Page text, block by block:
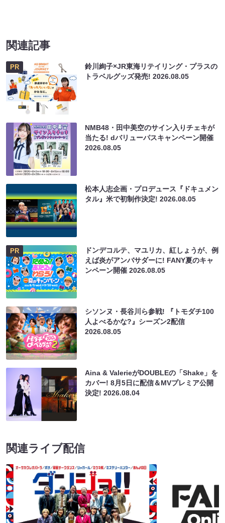
関連記事
PR
鈴川絢子×JR東海リテイリング・プラスの
トラベルグッズ発売!2026.08.05
NMB48・田中美空のサイン入りチェキが
当たる! dバリューパスキャンペーン開催
2026.08.05
松本人志企画・プロデュース『ドキュメン
タル』米で初制作決定!2026.08.05
PR
ドンデコルテ、マユリカ、紅しょうが、例
えば炎がアンバサダーに! FANY夏のキャ
ンペーン開催2026.08.05
シソンヌ・長谷川ら参戦! 『トモダチ100
人よべるかな?』シーズン2配信
2026.08.05
Aina & ValerieがDOUBLEの「Shake」を
カバー! 8月5日に配信＆MVプレミア公開
決定!2026.08.04
関連ライブ配信